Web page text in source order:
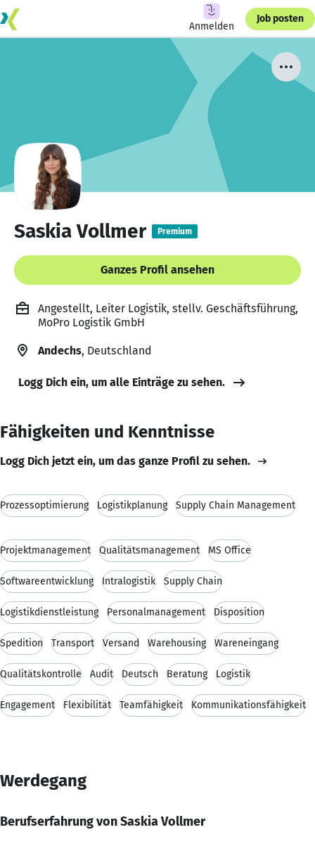
Anmelden
Job posten
Saskia Vollmer Premium
Ganzes Profil ansehen
Angestellt, Leiter Logistik, stellv. Geschäftsführung,
MoPro Logistik GmbH
Andechs, Deutschland
Logg Dich ein, um alle Einträge zu sehen.
Fähigkeiten und Kenntnisse
Logg Dich jetzt ein, um das ganze Profil zu sehen.
Prozessoptimierung Logistikplanung Supply Chain Management
Projektmanagement Qualitätsmanagement MS Office
Softwareentwicklung Intralogistik Supply Chain
Logistikdienstleistung Personalmanagement Disposition
Spedition Transport Versand Warehousing Wareneingang
Qualitätskontrolle Audit Deutsch Beratung Logistik
Engagement Flexibilität Teamfähigkeit Kommunikationsfähigkeit
Werdegang
Berufserfahrung von Saskia Vollmer